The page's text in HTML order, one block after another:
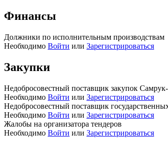
Финансы
Должники по исполнительным производствам
Необходимо Войти или Зарегистрироваться
Закупки
Недобросовестный поставщик закупок
Необходимо Войти или Зарегистрироваться
Недобросовестный поставщик
Необходимо Войти или Зарегистрироваться
Жалобы на организатора тендеров
Необходимо Войти или Зарегистрироваться